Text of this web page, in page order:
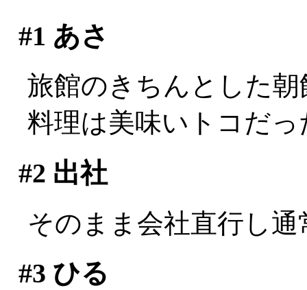
#1 あさ
旅館のきちんとした朝
料理は美味いトコだ
#2 出社
そのまま会社直行し
#3 ひる